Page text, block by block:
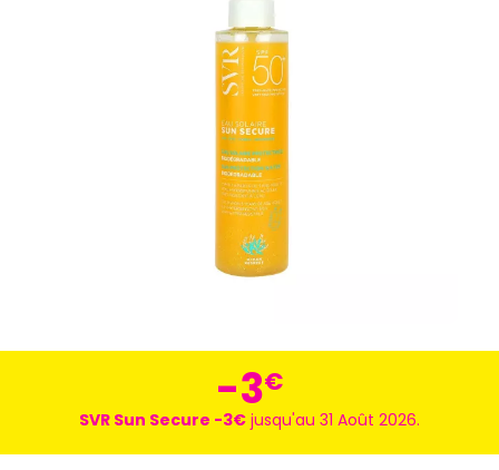
-3€
SVR Sun Secure -3€ jusqu'au 31 Août 2026.